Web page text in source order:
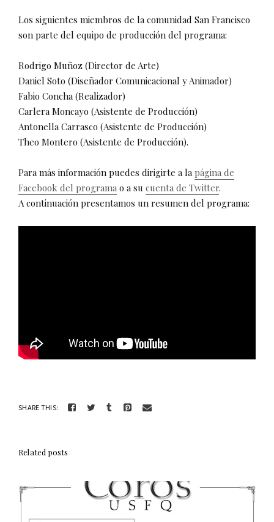
Los siguientes miembros de la comunidad San Francisco
son parte del equipo de producción del programa:
Rodrigo Muñoz (Director de Arte)
Daniel Soto (Diseñador Comunicacional y Animador)
Fabio Concha (Realizador)
Carlera Moncayo (Asistente de Producción)
Antonella Carrasco (Asistente de Producción)
Theo Montero (Asistente de Producción).
Para más información puedes dirigirte a lapágina de
Facebook del programa o a su cuenta de Twitter.
Acontinuación presentamos un resumen del programa:
SHARE THIS:
Related posts